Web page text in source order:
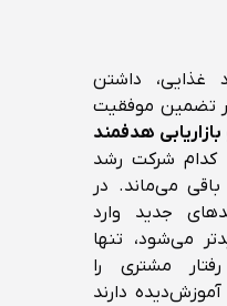
داشتن
تضمین موفقیت
هدفمند
شرکت رشد
می‌ماند. در
جدید وارد
می‌شود، تنها
مشتری را
دارند